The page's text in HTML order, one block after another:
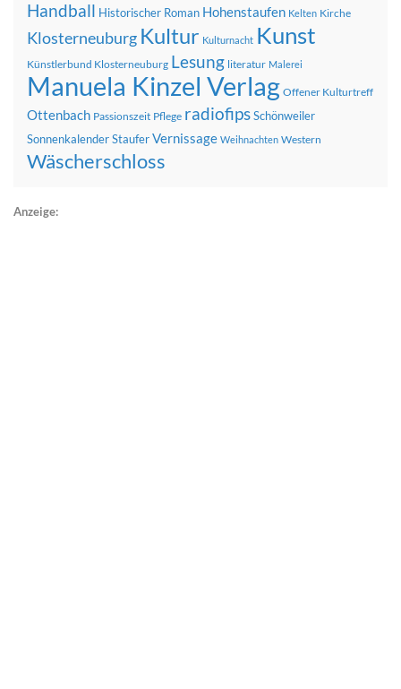
Handball Historischer Roman Hohenstaufen Kelten Kirche
Klosterneuburg Kultur Kulturnacht Kunst
Künstlerbund Klosterneuburg Lesung literatur Malerei
Manuela Kinzel Verlag Offener Kulturtreff
Ottenbach Passionszeit Pflege radiofipsSchönweiler
SonnenkalenderStauferVernissage Weihnachten Western
Wäscherschloss
Anzeige: